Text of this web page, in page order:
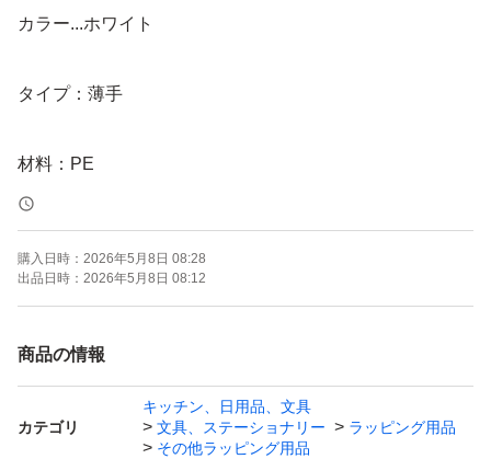
カラー...ホワイト
タイプ：薄手
材料：PE
☆サイズ☆
W250mm×H300mm+50mm
＊＋50mmは図２を参考してください。
購入日時： 2026年5月8日 08:28
出品日時： 2026年5月8日 08:12
商品の情報
カテゴリ
キッチン、日用品、文具
文具、ステーショナリー
ラッピング用品
その他ラッピング用品